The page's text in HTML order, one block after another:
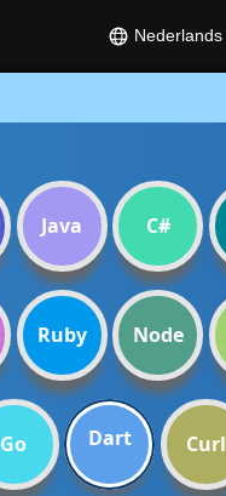
Java C#
Ruby Node
Go Dart Curl
Nederlands